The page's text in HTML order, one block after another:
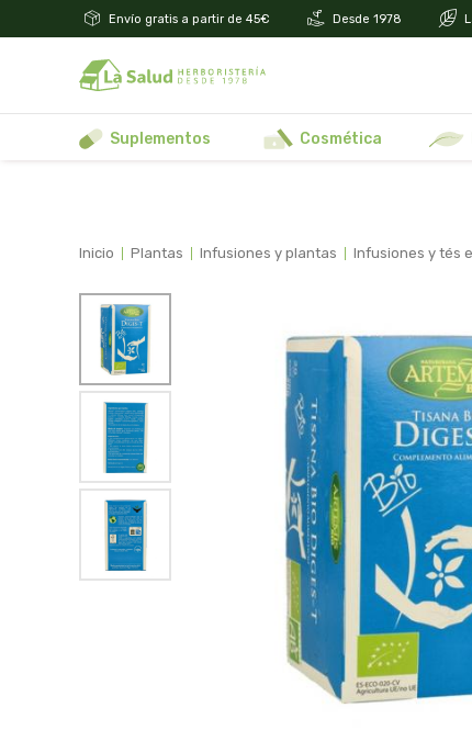
Envío gratis a partir de 45€ Desde 1978
suplementos cosmética
inicio plantas infusiones y plantas infusiones y tés